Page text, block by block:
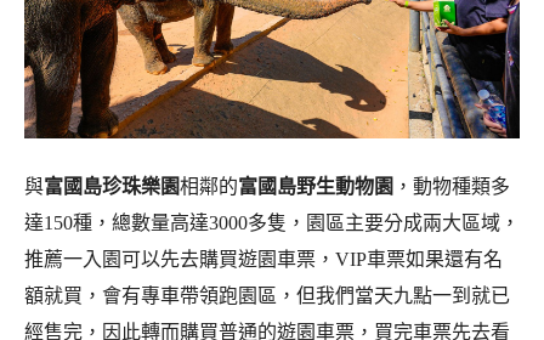
與富國島珍珠樂園相鄰的富國島野生動物園 ，動物種類多
達150種，總數量高達3000多隻，園區主要分成兩大區域，
推薦一入園可以先去購買遊園車票，VIP車票如果還有名
額就買，會有專車帶領跑園區，但我們當天九點一到就已
經售完，因此轉而購買普通的遊園車票，買完車票先去看